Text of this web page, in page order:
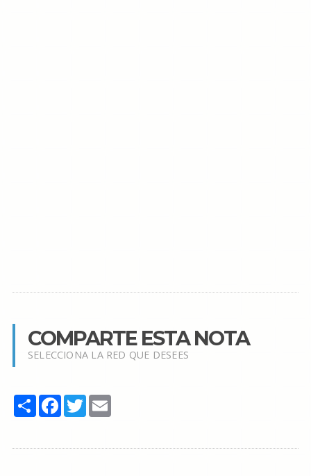
COMPARTE ESTA NOTA
SELECCIONA LA RED QUE DESEES
Share Facebook
TwitterEmail